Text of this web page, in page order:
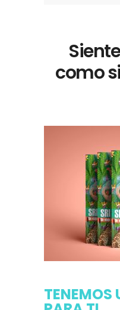
como
TENEMOS